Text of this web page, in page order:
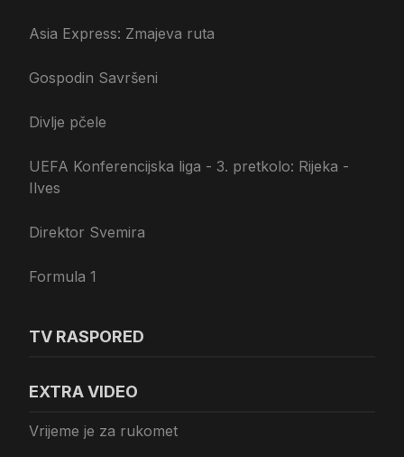
Asia Express: Zmajeva ruta
Gospodin Savršeni
Divlje pčele
UEFA Konferencijska liga - 3. pretkolo: Rijeka -
Ilves
Direktor Svemira
Formula 1
TV RASPORED
EXTRA VIDEO
Vrijeme je za rukomet